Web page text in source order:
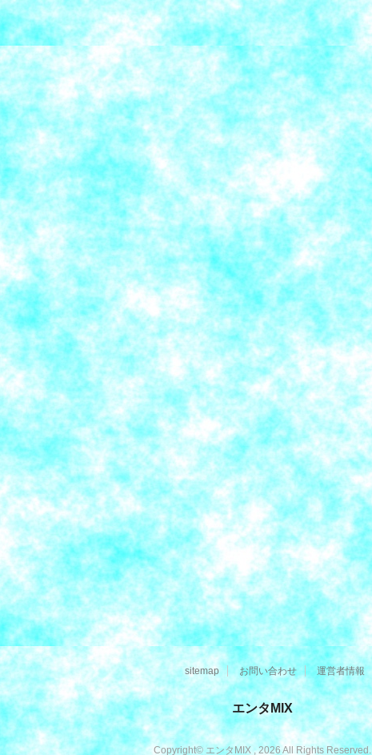
sitemap お問い合わせ 運営者情報
エンタMIX
Copyright© エンタMIX , 2026 All Rights Reserved.